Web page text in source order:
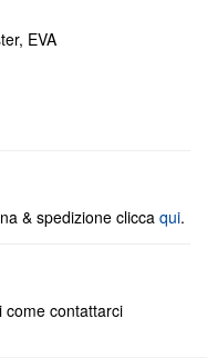
EVA
& spedizione clicca qui.
come contattarci